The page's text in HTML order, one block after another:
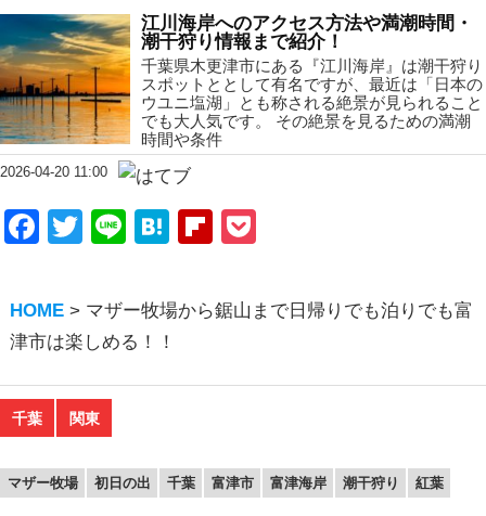
江川海岸へのアクセス方法や満潮時間・
潮干狩り情報まで紹介！
千葉県木更津市にある『江川海岸』は潮干狩り
スポットととして有名ですが、最近は「日本の
ウユニ塩湖」とも称される絶景が見られること
でも大人気です。 その絶景を見るための満潮
時間や条件
2026-04-20 11:00
Facebook
Twitter
LineHatenaFlipboard
HOME> マザー牧場から鋸山まで日帰りでも泊りでも富
津市は楽しめる！！
千葉 関東
マザー牧場 初日の出 千葉 富津市 富津海岸 潮干狩り 紅葉